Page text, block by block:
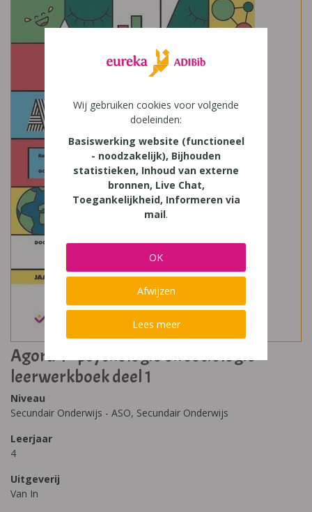
Agora 4 - psychologie en sociologie
leerwerkboek deel 1
Niveau
Secundair Onderwijs - ASO, Secundair Onderwijs
Leerjaar
4
Uitgeverij
Van In
Wij gebruiken cookies voor volgende
doeleinden:
Basiswerking website (functioneel
- noodzakelijk), Bijhouden
statistieken, Inhoud van externe
bronnen, Live Chat,
Toegankelijkheid, Informeren via
mail.
OK
Afwijzen
Lees meer